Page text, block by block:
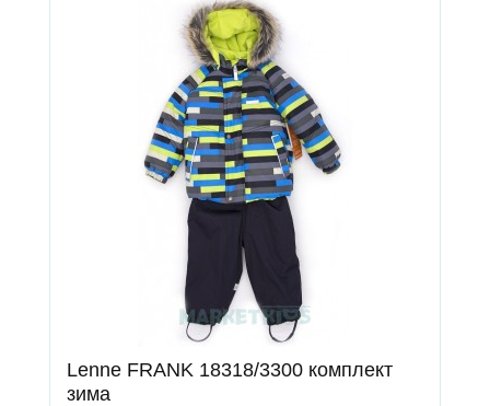
Lenne FRANK 18318/3300 комплект
зима